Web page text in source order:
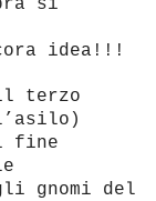
si
idea!!!
terzo
fine
gnomi del